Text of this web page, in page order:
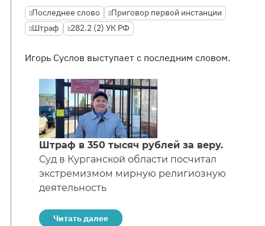
Последнее слово
Приговор первой инстанции
Штраф
282.2 (2) УК РФ
Игорь Суслов выступает с последним словом.
Штраф в 350 тысяч рублей за веру.
Суд в Курганской области посчитал
экстремизмом мирную религиозную
деятельность
Читать далее